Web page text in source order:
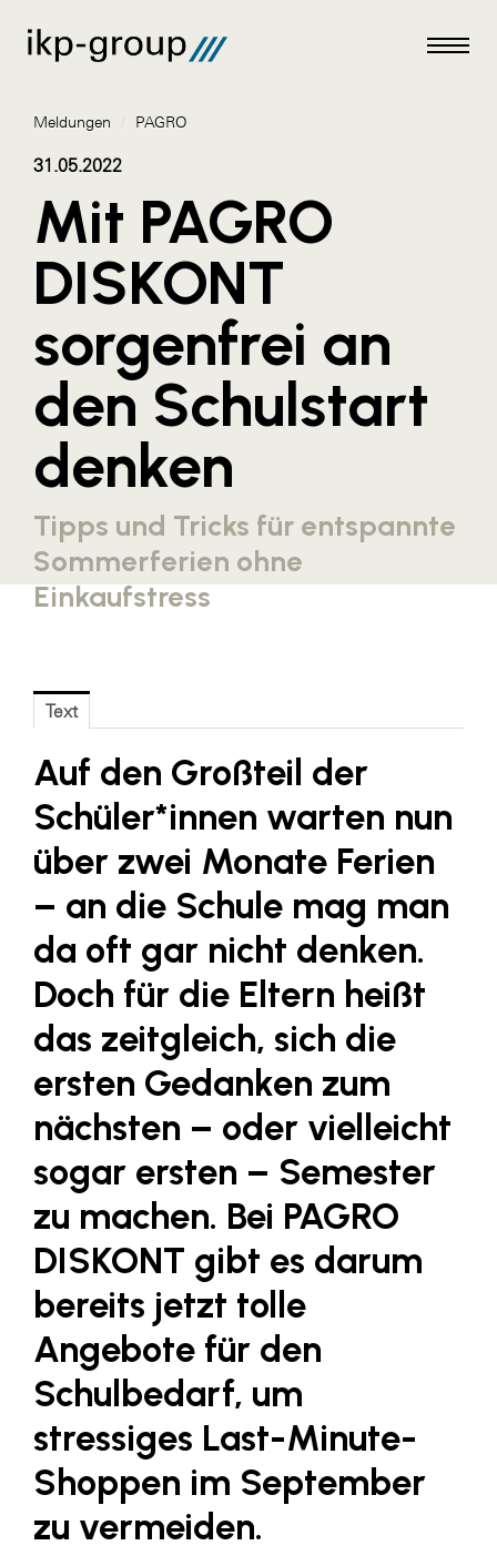
Meldungen
AKTUELLES
ALEX Krems
Amazon Web Services
Artweger
AustroCel Hallein
Blaguss
Bundesverband Sonnenschutztechnik
Cineplexx
Darbo
Designer Outlets Parndorf und Salzburg
DOMOFERM
FG UBIT Salzburg
foodaffairs
Fressnapf
FRoSTA
FV Energierohstoff & Kraftstoff
Gardena
Gas Connect Austria
GBV - Verband gemeinnütziger
Bauvereinigungen
Getzner Werkstoffe
Heimat Österreich
ikp
Johnson & Johnson
JELD-WEN DANA
kosaplaner
LAT Nitrogen
Libro
Meldungen / PAGRO
31.05.2022
Mit PAGRO
DISKONT
sorgenfrei an
den Schulstart
denken
Tipps und Tricks für entspannte
Sommerferien ohne
Einkaufstress
Text
Auf den Großteil der
Schüler*innen warten nun
über zwei Monate Ferien
– an die Schule mag man
da oft gar nicht denken.
Doch für die Eltern heißt
das zeitgleich, sich die
ersten Gedanken zum
nächsten – oder vielleicht
sogar ersten – Semester
zu machen. Bei PAGRO
DISKONT gibt es darum
bereits jetzt tolle
Angebote für den
Schulbedarf, um
stressiges Last-Minute-
Shoppen im September
zu vermeiden.